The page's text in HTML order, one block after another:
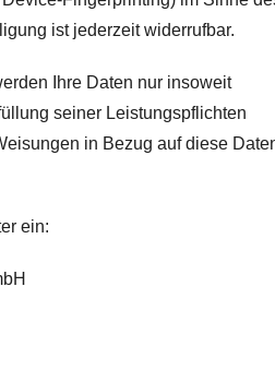
ist jederzeit widerrufbar.
Ihre Daten nur insoweit
seiner Leistungspflichten
in Bezug auf diese
ein: